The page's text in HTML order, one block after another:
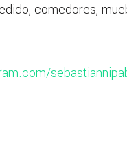
comedores,